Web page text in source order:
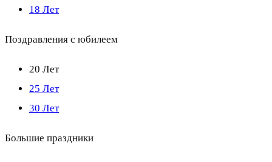
18 Лет
Поздравления с юбилеем
20 Лет
25 Лет
30 Лет
Большие праздники